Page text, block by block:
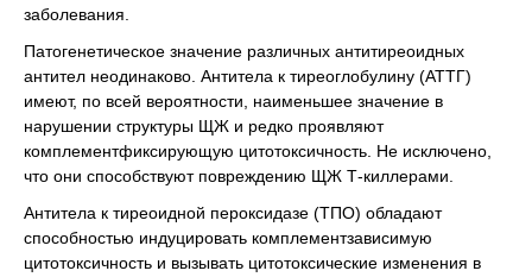
заболевания.
Патогенетическое значение различных антитиреоидных
антител неодинаково. Антитела к тиреоглобулину (АТТГ)
имеют, по всей вероятности, наименьшее значение в
нарушении структуры ЩЖ и редко проявляют
комплементфиксирующую цитотоксичность. Не исключено,
что они способствуют повреждению ЩЖ Т-киллерами.
Антитела к тиреоидной пероксидазе (ТПО) обладают
способностью индуцировать комплементзависимую
цитотоксичность и вызывать цитотоксические изменения в